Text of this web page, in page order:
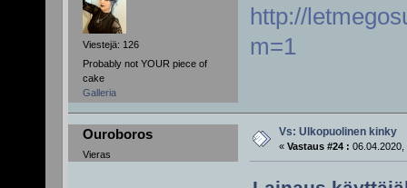
Viestejä: 126
Probably not YOUR piece of
cake
Galleria
http://
m=1
Ouroboros
Vieras
Vs: Ulkopuolinen kinky
« Vastaus #24 : 06.04.2020,